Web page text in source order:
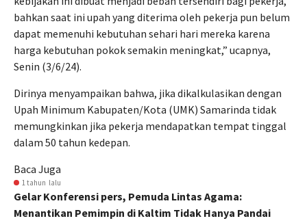
bahkan saat ini upah yang diterima oleh pekerja pun belum
dapat memenuhi kebutuhan sehari hari mereka karena
harga kebutuhan pokok semakin meningkat,” ucapnya,
Senin (3/6/24).
Dirinya menyampaikan bahwa, jika dikalkulasikan dengan
Upah Minimum Kabupaten/Kota (UMK) Samarinda tidak
memungkinkan jika pekerja mendapatkan tempat tinggal
dalam 50 tahun kedepan.
Baca Juga
1 tahun lalu
Gelar Konferensi pers, Pemuda Lintas Agama:
Menantikan Pemimpin di Kaltim Tidak Hanya Pandai